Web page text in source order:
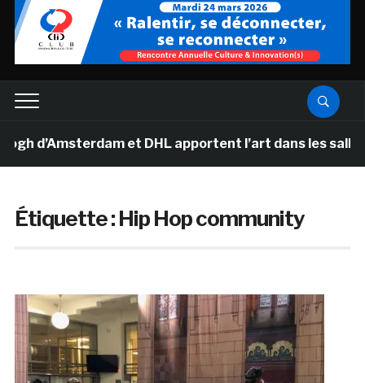
d’Amsterdam et DHL apportent l’art dans les salles
Étiquette :Hip Hop community